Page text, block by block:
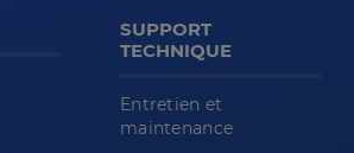
SUPPORT
TECHNIQUE
Entretien et
maintenance